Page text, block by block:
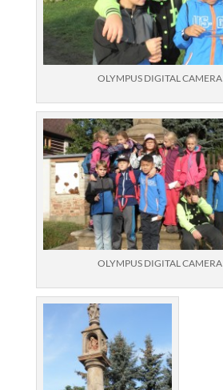
OLYMPUS DIGITAL CAMERA
OLYMPUS DIGITAL CAMERA